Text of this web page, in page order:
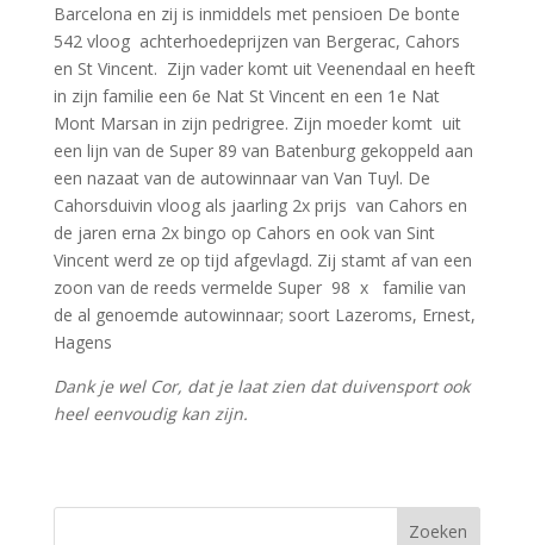
Barcelona en zij is inmiddels met pensioen De bonte
542 vloog achterhoedeprijzen van Bergerac, Cahors
en St Vincent. Zijn vader komt uit Veenendaal en heeft
in zijn familie een 6e Nat St Vincent en een 1e Nat
Mont Marsan in zijn pedrigree. Zijn moeder komt uit
een lijn van de Super 89 van Batenburg gekoppeld aan
een nazaat van de autowinnaar van Van Tuyl. De
Cahorsduivin vloog als jaarling 2x prijs van Cahors en
de jaren erna 2x bingo op Cahors en ook van Sint
Vincent werd ze op tijd afgevlagd. Zij stamt af van een
zoon van de reeds vermelde Super 98 x familie van
de al genoemde autowinnaar; soort Lazeroms, Ernest,
Hagens
Dank je wel Cor, dat je laat zien dat duivensport ook
heel eenvoudig kan zijn.